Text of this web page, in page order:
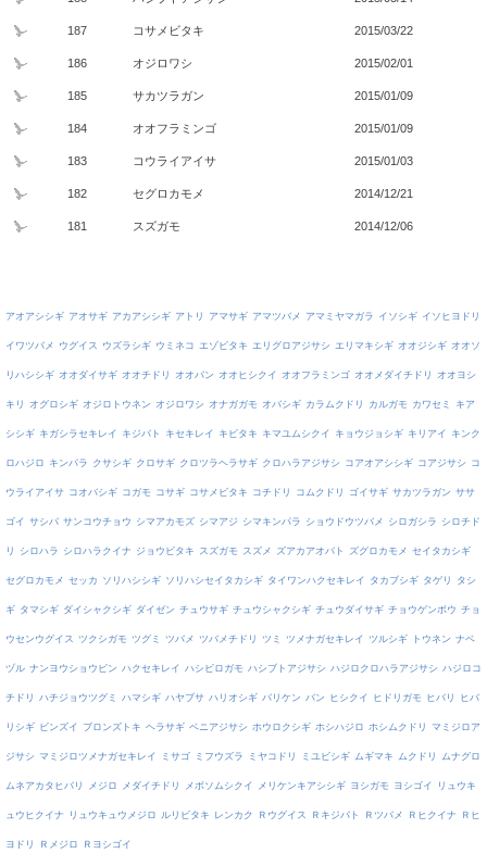
187 コサメビタキ 2015/03/22
186 オジロワシ 2015/02/01
185 サカツラガン 2015/01/09
184 オオフラミンゴ 2015/01/09
183 コウライアイサ 2015/01/03
182 セグロカモメ 2014/12/21
181 スズガモ 2014/12/06
アオアシシギ アオサギ アカアシシギ アトリ アマサギ アマツバメ アマミヤマガラ イソシギ イソヒヨドリ
イワツバメ ウグイス ウズラシギ ウミネコ エゾビタキ エリグロアジサシ エリマキシギ オオジシギ オオソ
リハシシギ オオダイサギ オオチドリ オオバン オオヒシクイ オオフラミンゴ オオメダイチドリ オオヨシ
キリ オグロシギ オジロトウネン オジロワシ オナガガモ オバシギ カラムクドリ カルガモ カワセミ キア
シシギ キガシラセキレイ キジバト キセキレイ キビタキ キマユムシクイ キョウジョシギ キリアイ キンク
ロハジロ キンパラ クサシギ クロサギ クロツラヘラサギ クロハラアジサシ コアオアシシギ コアジサシ コ
ウライアイサ コオバシギ コガモ コサギ コサメビタキ コチドリ コムクドリ ゴイサギ サカツラガン ササ
ゴイ サシバ サンコウチョウ シマアカモズ シマアジ シマキンパラ ショウドウツバメ シロガシラ シロチド
リ シロハラ シロハラクイナ ジョウビタキ スズガモ スズメ ズアカアオバト ズグロカモメ セイタカシギ
セグロカモメ セッカ ソリハシシギ ソリハシセイタカシギ タイワンハクセキレイ タカブシギ タゲリ タシ
ギ タマシギ ダイシャクシギ ダイゼン チュウサギ チュウシャクシギ チュウダイサギ チョウゲンボウ チョ
ウセンウグイス ツクシガモ ツグミ ツバメ ツバメチドリ ツミ ツメナガセキレイ ツルシギ トウネン ナベ
ヅル ナンヨウショウビン ハクセキレイ ハシビロガモ ハシブトアジサシ ハジロクロハラアジサシ ハジロコ
チドリ ハチジョウツグミ ハマシギ ハヤブサ ハリオシギ バリケン バン ヒシクイ ヒドリガモ ヒバリ ヒバ
リシギ ビンズイ ブロンズトキ ヘラサギ ベニアジサシ ホウロクシギ ホシハジロ ホシムクドリ マミジロア
ジサシ マミジロツメナガセキレイ ミサゴ ミフウズラ ミヤコドリ ミユビシギ ムギマキ ムクドリ ムナグロ
ムネアカタヒバリ メジロ メダイチドリ メボソムシクイ メリケンキアシシギ ヨシガモ ヨシゴイ リュウキ
ュウヒクイナ リュウキュウメジロ ルリビタキ レンカク Ｒウグイス Ｒキジバト Ｒツバメ Ｒヒクイナ Ｒヒ
ヨドリ Ｒメジロ Ｒヨシゴイ